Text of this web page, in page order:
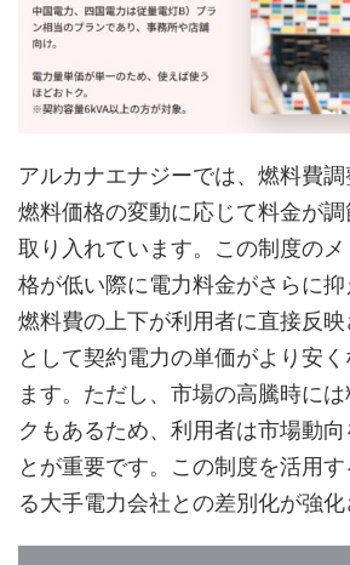
アルカナエナジーでは、燃料費調
燃料価格の変動に応じて料金が
取り入れています。この制度の
格が低い際に電力料金がさらに抑
燃料費の上下が利用者に直接反
として契約電力の単価がより安
ます。ただし、市場の高騰時に
クもあるため、利用者は市場動
とが重要です。この制度を活用
る大手電力会社との差別化が強化